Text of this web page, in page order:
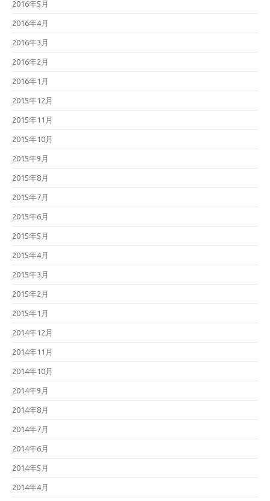
2016年5月
2016年4月
2016年3月
2016年2月
2016年1月
2015年12月
2015年11月
2015年10月
2015年9月
2015年8月
2015年7月
2015年6月
2015年5月
2015年4月
2015年3月
2015年2月
2015年1月
2014年12月
2014年11月
2014年10月
2014年9月
2014年8月
2014年7月
2014年6月
2014年5月
2014年4月